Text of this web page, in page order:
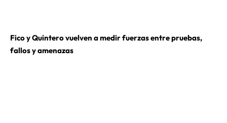
Fico y Quintero vuelven a medir fuerzas entre pruebas,
fallos y amenazas